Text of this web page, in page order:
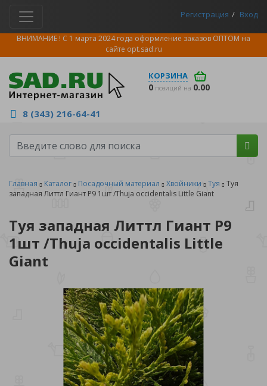
Регистрация Вход
ВНИМАНИЕ ! С 1 марта 2024 года оформление заказов ОПТОМ на
сайте opt.sad.ru
КОРЗИНА
0 позиций на 0.00
8 (343) 216-64-41
Главная Каталог Посадочный материал Хвойники Туя
Туя
западная Литтл Гиант Р9 1шт /Thuja occidentalis Little Giant
Туя западная Литтл Гиант Р9
1шт /Thuja occidentalis Little
Giant